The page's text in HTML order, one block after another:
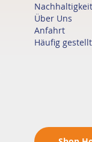
Nachhaltigkeit
Über Uns
Anfahrt
Häufig